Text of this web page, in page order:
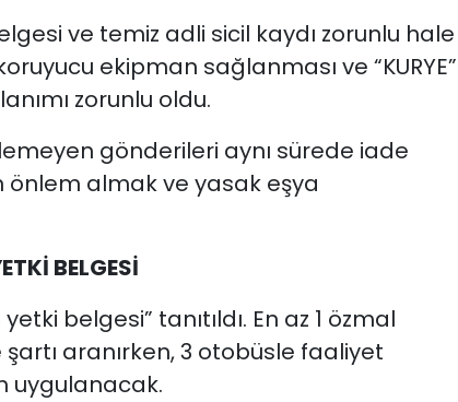
ve temiz adli sicil kaydı zorunlu hale
ekipman sağlanması ve “KURYE”
zorunlu oldu.
gönderileri aynı sürede iade
önlem almak ve yasak eşya
BELGESİ
belgesi” tanıtıldı. En az 1 özmal
aranırken, 3 otobüsle faaliyet
uygulanacak.